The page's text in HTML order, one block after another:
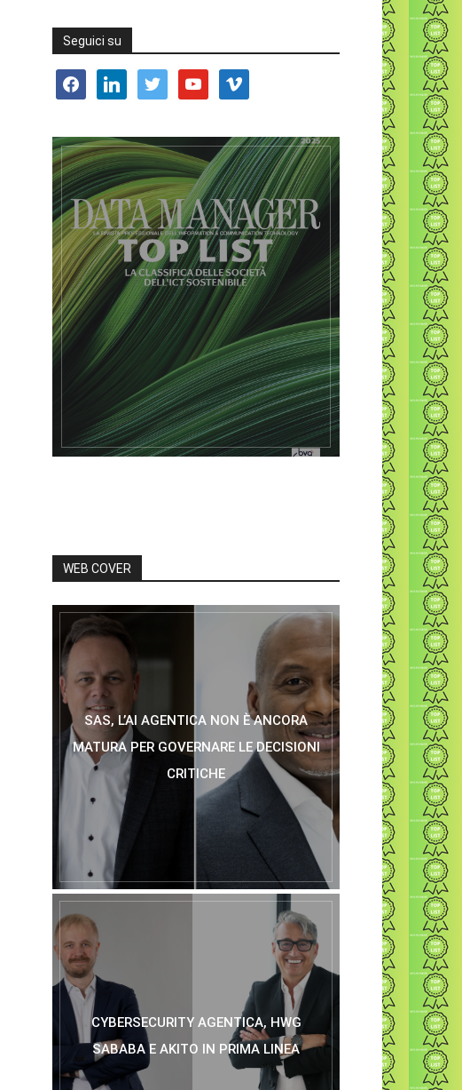
Seguici su
facebooklinkedin twitter youtube vimeo
WEB COVER
SAS, L’AI AGENTICA NON È ANCORA
MATURA PER GOVERNARE LE DECISIONI
CRITICHE
CYBERSECURITY AGENTICA, HWG
SABABA E AKITO IN PRIMA LINEA